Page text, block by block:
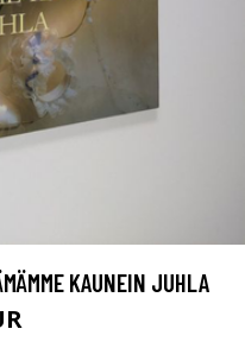
KAUNEIN JUHLA